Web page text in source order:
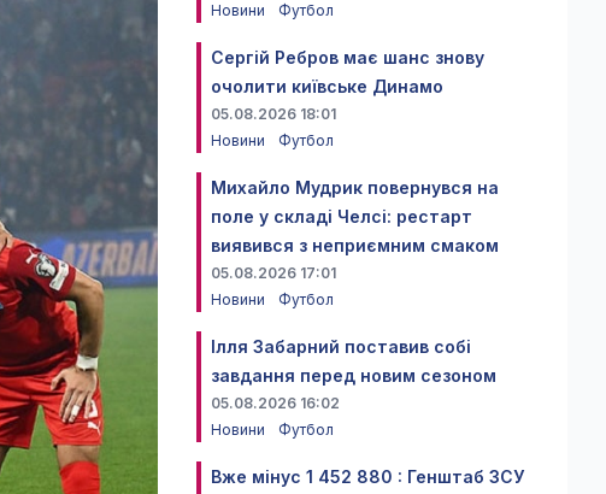
Новини
Футбол
Сергій Ребров має шанс знову
очолити київське Динамо
05.08.2026 18:01
Новини
Футбол
Михайло Мудрик повернувся на
поле у складі Челсі: рестарт
виявився з неприємним смаком
05.08.2026 17:01
Новини
Футбол
Ілля Забарний поставив собі
завдання перед новим сезоном
05.08.2026 16:02
Новини
Футбол
Вже мінус 1 452 880 : Генштаб ЗСУ